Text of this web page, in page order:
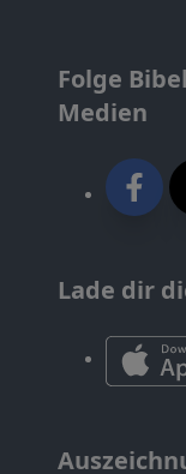
Folge
Medien
Lade dir